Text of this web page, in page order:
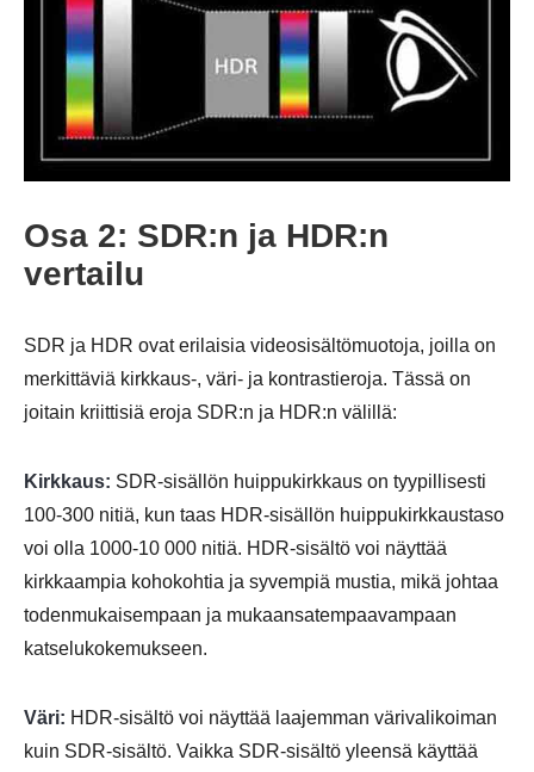
Osa 2: SDR:n ja HDR:n
vertailu
SDR ja HDR ovat erilaisia videosisältömuotoja, joilla on
merkittäviä kirkkaus-, väri- ja kontrastieroja. Tässä on
joitain kriittisiä eroja SDR:n ja HDR:n välillä:
Kirkkaus: SDR-sisällön huippukirkkaus on tyypillisesti
100-300 nitiä, kun taas HDR-sisällön huippukirkkaustaso
voi olla 1000-10 000 nitiä. HDR-sisältö voi näyttää
kirkkaampia kohokohtia ja syvempiä mustia, mikä johtaa
todenmukaisempaan ja mukaansatempaavampaan
katselukokemukseen.
Väri: HDR-sisältö voi näyttää laajemman värivalikoiman
kuin SDR-sisältö. Vaikka SDR-sisältö yleensä käyttää